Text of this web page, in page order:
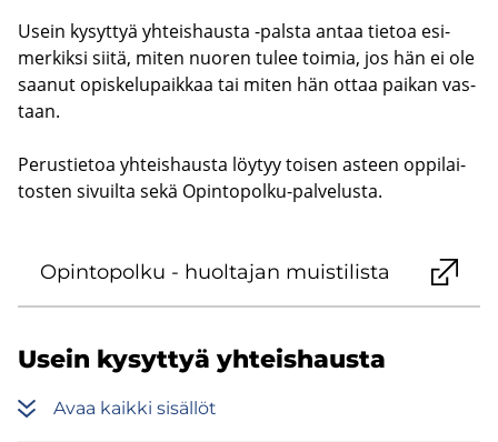
Usein ky­syt­tyä yh­teis­haus­ta -​palsta antaa tie­toa esi­
mer­kik­si siitä, miten nuo­ren tulee toi­mia, jos hän ei ole
saa­nut opis­ke­lu­paik­kaa tai miten hän ottaa pai­kan vas­
taan.
Pe­rus­tie­toa yh­teis­haus­ta löy­tyy toi­sen as­teen op­pi­lai­
tos­ten si­vuil­ta sekä Opintopolku-​palvelusta.
Opin­to­pol­ku - huol­ta­jan muis­ti­lis­ta
Usein ky­syt­tyä yh­teis­haus­ta
Avaa kaik­ki si­säl­löt